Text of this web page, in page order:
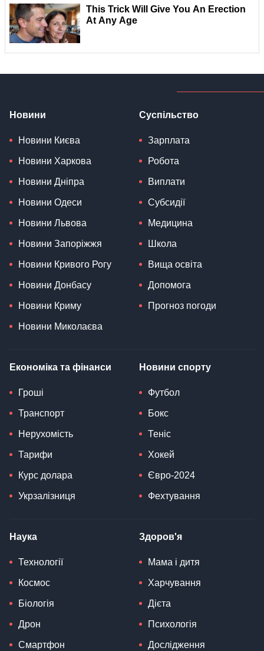
Новини
Новини Києва
Новини Харкова
Новини Дніпра
Новини Одеси
Новини Львова
Новини Запоріжжя
Новини Кривого Рогу
Новини Донбасу
Новини Криму
Новини Миколаєва
Суспільство
Зарплата
Робота
Виплати
Субсидії
Медицина
Школа
Вища освіта
Допомога
Прогноз погоди
Економіка та фінанси
Гроші
Транспорт
Нерухомість
Тарифи
Курс долара
Укрзалізниця
Новини спорту
Футбол
Бокс
Теніс
Хокей
Євро-2024
Фехтування
Наука
Технології
Космос
Біологія
Дрон
Смартфон
Здоров'я
Мама і дитя
Харчування
Дієта
Психологія
Дослідження